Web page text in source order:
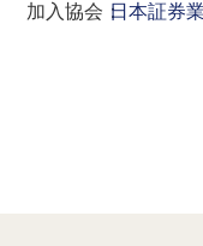
加入協会：日本証券